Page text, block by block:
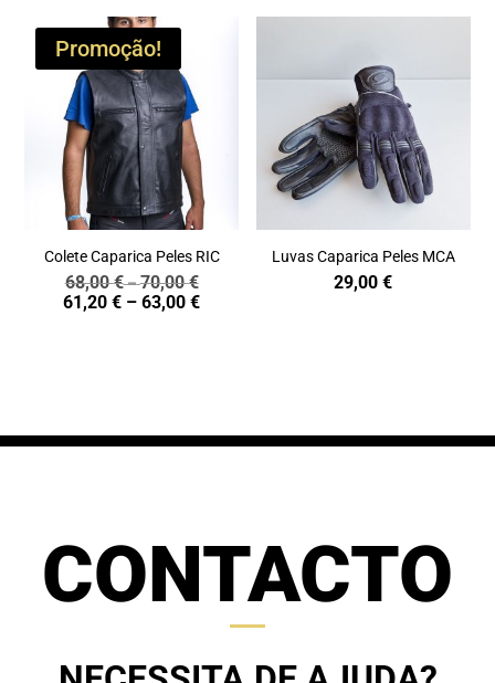
Promoção!
Colete Caparica Peles RIC
68,00€–70,00€Price
range:
61,20€ – 63,00€Price
Luvas Caparica Peles MCA
29,00€
CONTACTO